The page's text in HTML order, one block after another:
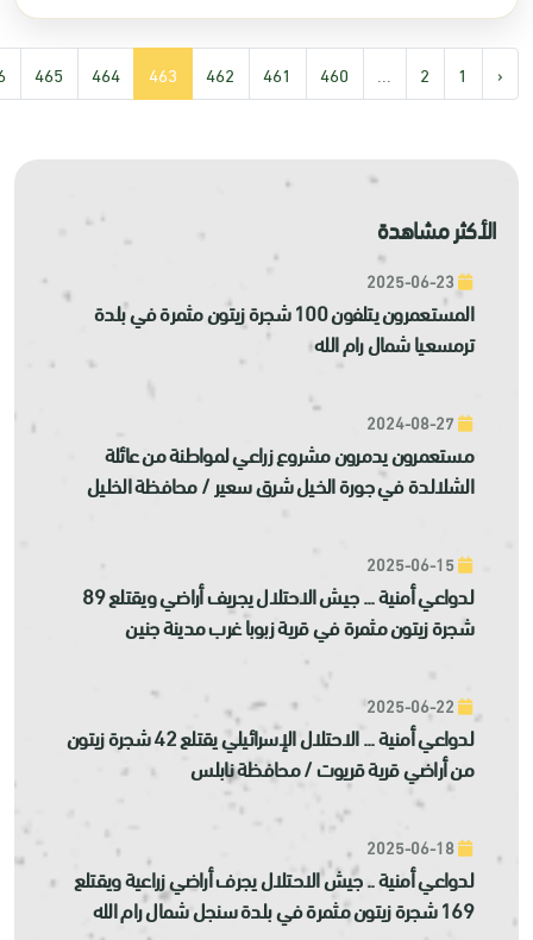
‹
1
2
...
460
461
462
463
464
465
الأكثر مشاهدة
المستعمرون يتلفون 100 شجرة زيتون مثمرة في بلدة
ترمسعيا شمال رام الله
مستعمرون يدمرون مشروع زراعي لمواطنة من عائلة
الشلالدة في جورة الخيل شرق سعير / محافظة الخليل
لدواعي أمنية ... جيش الاحتلال يجريف أراضي ويقتلع 89
شجرة زيتون مثمرة في قرية زبوبا غرب مدينة جنين
لدواعي أمنية ... الاحتلال الإسرائيلي يقتلع 42 شجرة زيتون
من أراضي قرية قريوت / محافظة نابلس
لدواعي أمنية .. جيش الاحتلال يجرف أراضي زراعية ويقتلع
169 شجرة زيتون مثمرة في بلدة سنجل شمال رام الله